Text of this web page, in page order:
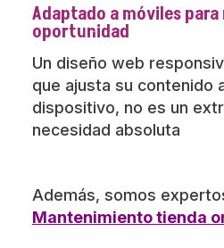
Adaptado a móviles
oportunidad
Un diseño web
que ajusta su contenido
dispositivo, no es un
necesidad absoluta
Además, somos
Mantenimiento tienda